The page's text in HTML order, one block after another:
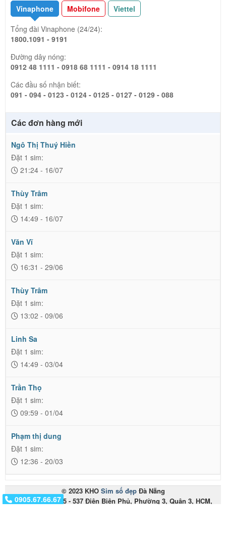
0917.01.01.01
0905.67.66.67
Vinaphone Mobifone
Viettel
Tổng đài Vinaphone (24/24):
1800.1091 - 9191
Đường dây nóng:
0912 48 1111 - 0918 68 1111 - 0914 18 1111
Các đầu số nhận biết:
091 - 094 - 0123 - 0124 - 0125 - 0127 - 0129 - 088
Các đơn hàng mới
Ngô Thị Thuý Hiền
Đặt 1 sim:
21:24 - 16/07
Thùy Trâm
Đặt 1 sim:
14:49 - 16/07
Văn Vĩ
Đặt 1 sim:
16:31 - 29/06
Thùy Trâm
Đặt 1 sim:
13:02 - 09/06
Linh Sa
Đặt 1 sim:
14:49 - 03/04
Trần Thọ
Đặt 1 sim:
09:59 - 01/04
Phạm thị dung
Đặt 1 sim:
12:36 - 20/03
© 2023 KHO Sim số đẹpĐà Nẵng
Miền Nam: 535 - 537 Điện Biên Phủ, Phường 3, Quận 3, HCM,